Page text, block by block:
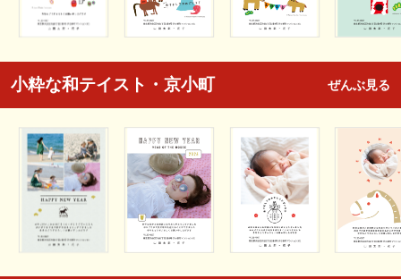
小粋な和テイスト・京小町 ぜんぶ見る